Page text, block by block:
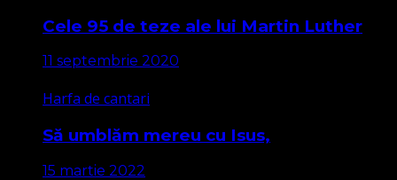
Cele 95 de teze ale lui Martin Luther
11 septembrie 2020
Harfa de cantari
Să umblăm mereu cu Isus,
15 martie 2022